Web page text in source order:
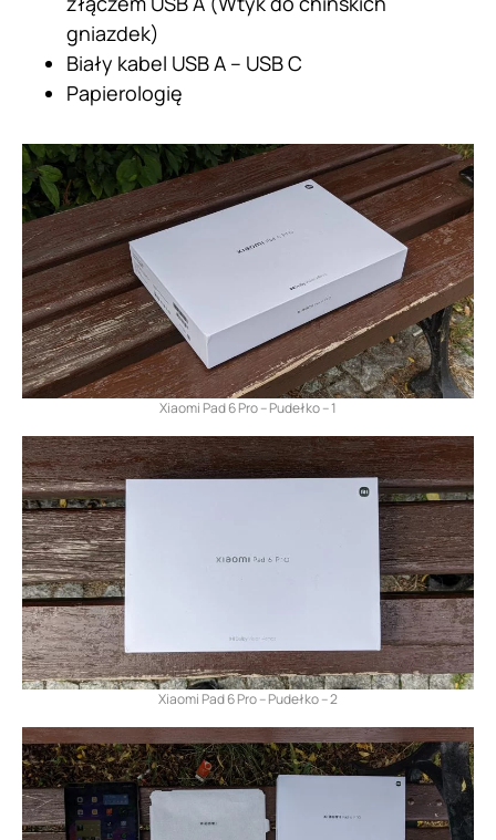
gniazdek)
Biały kabel USB A – USB C
Papierologię
Xiaomi Pad 6 Pro – Pudełko – 1
Xiaomi Pad 6 Pro – Pudełko – 2